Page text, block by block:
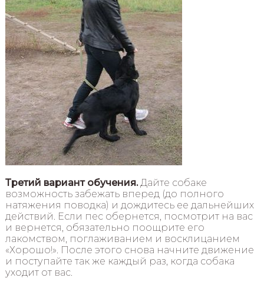
Третий вариант обучения.Дайте собаке
возможность забежать вперед (до полного
натяжения поводка) и дождитесь ее дальнейших
действий. Если пес обернется, посмотрит на вас
и вернется, обязательно поощрите его
лакомством, поглаживанием и восклицанием
«Хорошо!». После этого снова начните движение
и поступайте так же каждый раз, когда собака
уходит от вас.